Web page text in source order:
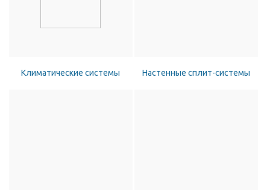
Климатические системы Настенные сплит-системы